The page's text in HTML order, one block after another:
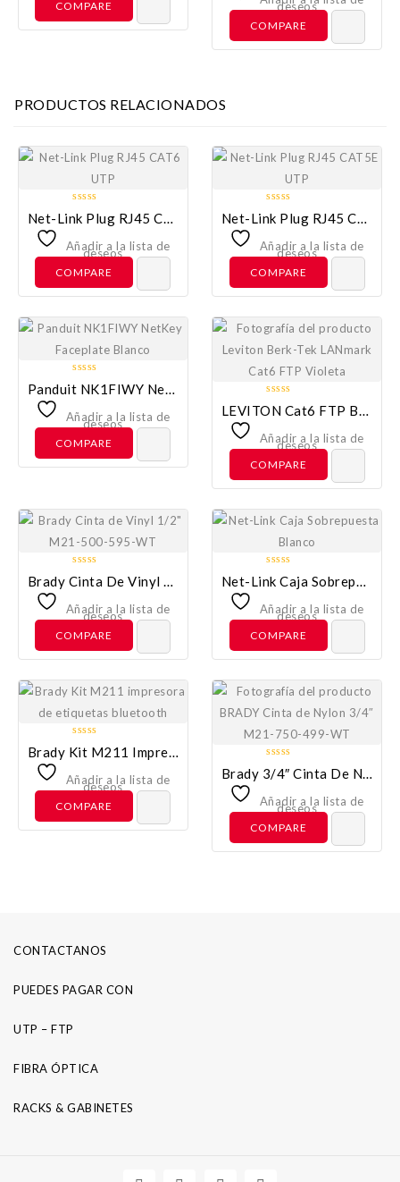
COMPARE
5 deseos
COMPARE
PRODUCTOS RELACIONADOS
Net-Link Plug RJ45 CAT6 UTP
0
of
5
Añadir a la lista de
deseos
COMPARE
Net-Link Plug RJ45 CAT5E UTP
0
of
5
Añadir a la lista de
deseos
COMPARE
Panduit NK1FIWY NetKey Faceplate Blanco
0
of
5
Añadir a la lista de
deseos
COMPARE
LEVITON Cat6 FTP Berk-Tek LANmark Violeta
0
of
5
Añadir a la lista de
deseos
COMPARE
Brady Cinta De Vinyl 1/2″ M21-500-595-WT
0
of
5
Añadir a la lista de
deseos
COMPARE
Net-Link Caja Sobrepuesta Blanco
0
of
5
Añadir a la lista de
deseos
COMPARE
Brady Kit M211 Impresora De Etiquetas Bluetooth
0
of
5
Añadir a la lista de
deseos
COMPARE
Brady 3/4″ Cinta De Nylon M21-750-499-WT
0
out
of
5
Añadir a la lista de
deseos
COMPARE
CONTACTANOS
PUEDES PAGAR CON
UTP – FTP
FIBRA ÓPTICA
RACKS & GABINETES